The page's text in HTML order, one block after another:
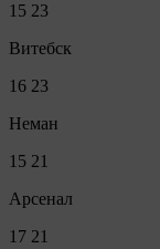
15 23
Витебск
16 23
Неман
15 21
Арсенал
17 21